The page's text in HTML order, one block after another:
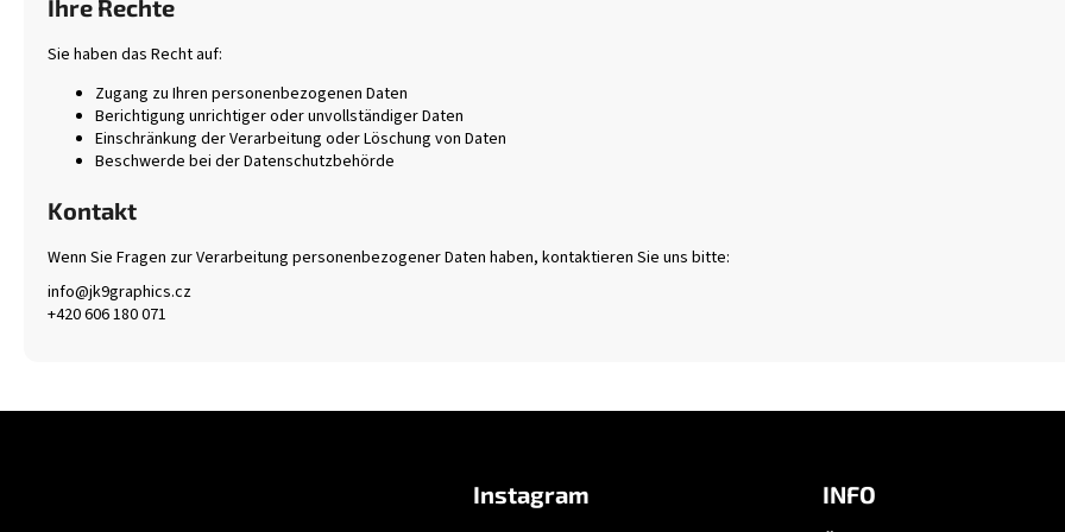
Ihre Rechte
Sie haben das Recht auf:
Zugang zu Ihren personenbezogenen Daten
Berichtigung unrichtiger oder unvollständiger Daten
Einschränkung der Verarbeitung oder Löschung von Daten
Beschwerde bei der Datenschutzbehörde
Kontakt
Wenn Sie Fragen zur Verarbeitung personenbezogener Daten haben, kontaktieren Sie uns bitte:
info@jk9graphics.cz
+420 606 180 071
Instagram INFO